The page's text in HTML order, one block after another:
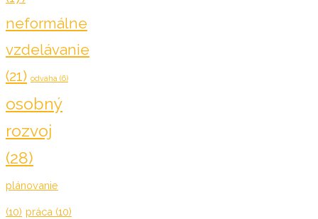
neformálne
vzdelávanie
(21) odvaha (6)
osobný
rozvoj
(28)
plánovanie
(10) práca (10)